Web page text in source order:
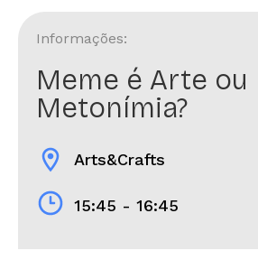
Informações:
Meme é Arte ou
Metonímia?
location_on Arts&Crafts
15:45 - 16:45